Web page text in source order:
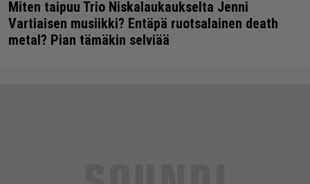
Miten taipuu Trio Niskalaukaukselta Jenni
Vartiaisen musiikki? Entäpä ruotsalainen death
metal? Pian tämäkin selviää